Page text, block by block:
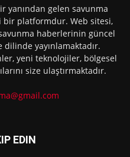
yanından gelen savunma
platformdur. Web sitesi,
haberlerinin güncel
dilinde yayınlamaktadır.
yeni teknolojiler, bölgesel
size ulaştırmaktadır.
EDIN